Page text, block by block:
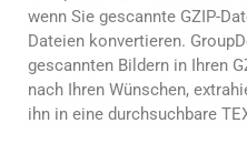
wenn Sie gescannte GZIP-
Dateien konvertieren.
gescannten Bildern in Ihren
nach Ihren Wünschen,
ihn in eine durchsuchbare